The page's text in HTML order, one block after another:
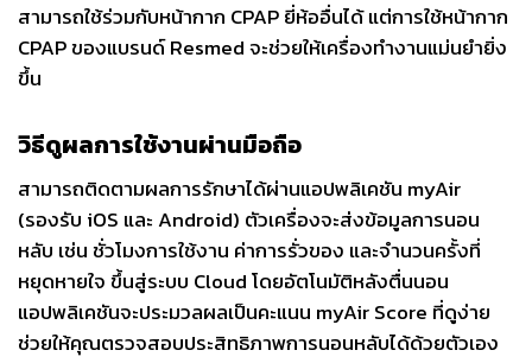
สามารถใช้ร่วมกับหน้ากาก CPAP ยี่ห้ออื่นได้ แต่การใช้หน้ากาก
CPAP ของแบรนด์ Resmed จะช่วยให้เครื่องทำงานแม่นยำยิ่ง
ขึ้น
วิธีดูผลการใช้งานผ่านมือถือ
สามารถติดตามผลการรักษาได้ผ่านแอปพลิเคชัน myAir
(รองรับ iOS และ Android) ตัวเครื่องจะส่งข้อมูลการนอน
หลับ เช่น ชั่วโมงการใช้งาน ค่าการรั่วของ และจำนวนครั้งที่
หยุดหายใจ ขึ้นสู่ระบบ Cloud โดยอัตโนมัติหลังตื่นนอน
แอปพลิเคชันจะประมวลผลเป็นคะแนน myAir Score ที่ดูง่าย
ช่วยให้คุณตรวจสอบประสิทธิภาพการนอนหลับได้ด้วยตัวเอง